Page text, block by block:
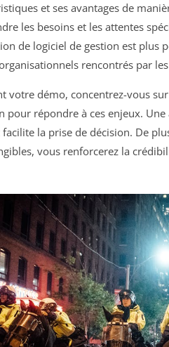
et ses avantages de
les besoins et les attentes
de logiciel de gestion est plus
rencontrés par
votre démo, concentrez-vous
pour répondre à ces enjeux.
la prise de décision. De
vous renforcerez la